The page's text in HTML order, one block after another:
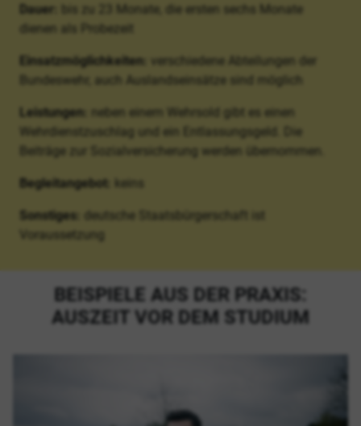
Dauer:
bis zu 23 Monate, die ersten sechs Monate
dienen als Probezeit
Einsatzmöglichkeiten:
verschiedene Abteilungen der
Bundeswehr, auch Auslandseinsätze sind möglich
Leistungen:
neben einem Wehrsold gibt es einen
Wehrdienstzuschlag und ein Entlassungsgeld. Die
Beiträge zur Sozialversicherung werden übernommen.
Begleitangebot: keins
Sonstiges:
deutsche Staatsbürgerschaft ist
Voraussetzung
BEISPIELE AUS DER PRAXIS:
AUSZEIT VOR DEM STUDIUM